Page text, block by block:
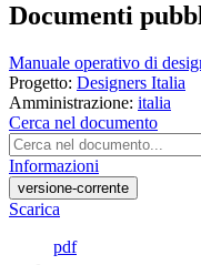
Documenti
Manuale operativo di
Progetto: Designers Italia
Amministrazione: italia
Cerca nel documento
Informazioni
versione-corrente
Scarica
pdf